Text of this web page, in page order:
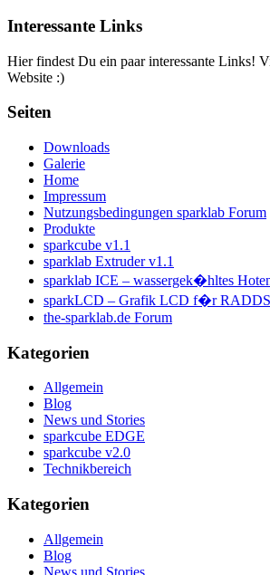
Interessante Links
Hier findest Du ein paar interessante Links!
Website :)
Seiten
Downloads
Galerie
Home
Impressum
Nutzungsbedingungen sparklab Forum
Produkte
sparkcube v1.1
sparklab Extruder v1.1
sparklab ICE – wassergek�hltes
sparkLCD – Grafik LCD f�r RADDS
the-sparklab.de Forum
Kategorien
Allgemein
Blog
News und Stories
sparkcube EDGE
sparkcube v2.0
Technikbereich
Kategorien
Allgemein
Blog
News und Stories